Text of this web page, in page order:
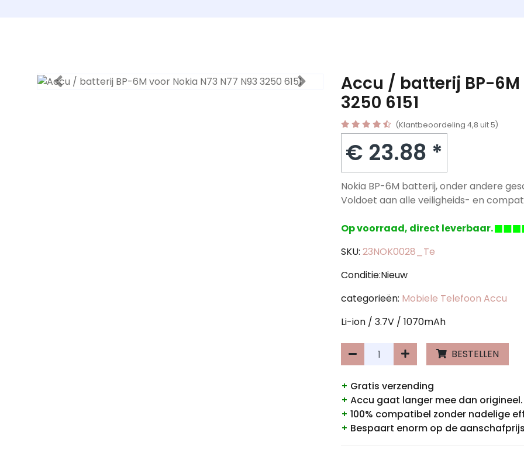
Accu / batterij BP-6M
3250 6151
(Klantbeoordeling 4,8 uit 5)
€ 23.88 *
Nokia BP-6M batterij, onder andere
Voldoet aan alle veiligheids- en
Op voorraad, direct leverbaar.
SKU: 23NOK0028_Te
Conditie:Nieuw
categorieën: Mobiele Telefoon Accu
Li-ion / 3.7V / 1070mAh
BESTELLEN
+ Gratis verzending
+ Accu gaat langer mee dan origineel.
+ 100% compatibel zonder nadelige
+ Bespaart enorm op de